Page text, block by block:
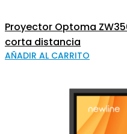
Proyector Optoma
corta distancia
AÑADIR AL CARRITO